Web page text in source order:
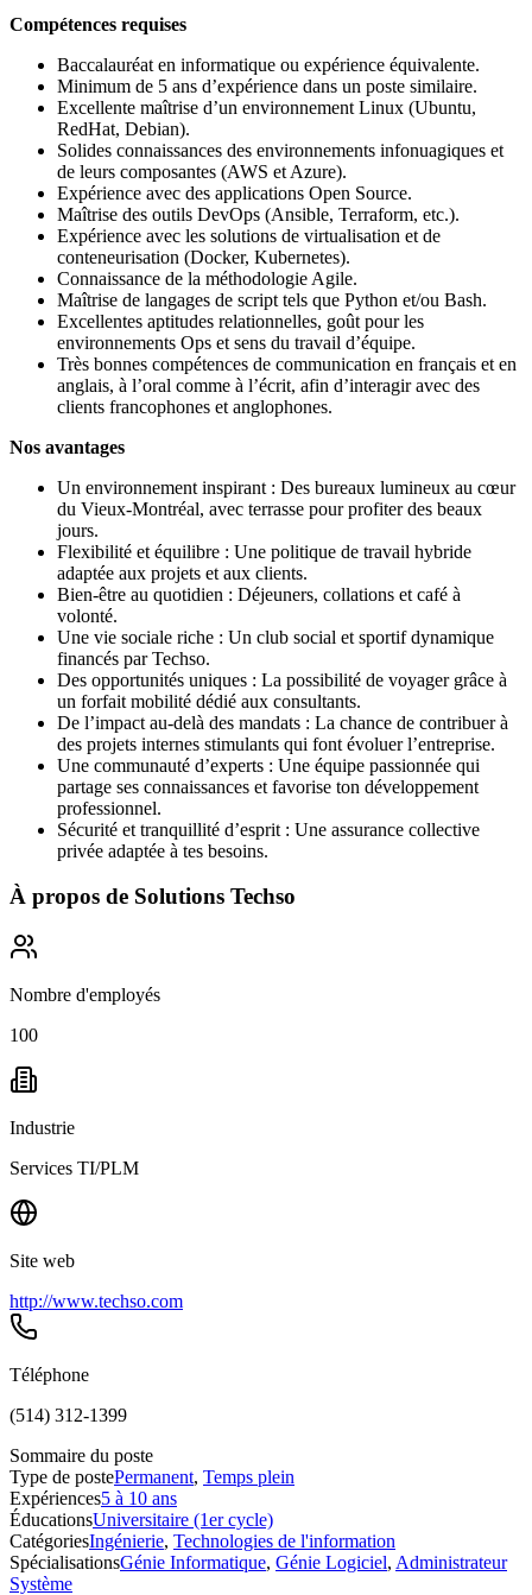
Compétences requises
Baccalauréat en informatique ou expérience équivalente.
Minimum de 5 ans d’expérience dans un poste similaire.
Excellente maîtrise d’un environnement Linux (Ubuntu,
RedHat, Debian).
Solides connaissances des environnements infonuagiques et
de leurs composantes (AWS et Azure).
Expérience avec des applications Open Source.
Maîtrise des outils DevOps (Ansible, Terraform, etc.).
Expérience avec les solutions de virtualisation et de
conteneurisation (Docker, Kubernetes).
Connaissance de la méthodologie Agile.
Maîtrise de langages de script tels que Python et/ou Bash.
Excellentes aptitudes relationnelles, goût pour les
environnements Ops et sens du travail d’équipe.
Très bonnes compétences de communication en français et en
anglais, à l’oral comme à l’écrit, afin d’interagir avec des
clients francophones et anglophones.
Nos avantages
Un environnement inspirant : Des bureaux lumineux au cœur
du Vieux-Montréal, avec terrasse pour profiter des beaux
jours.
Flexibilité et équilibre : Une politique de travail hybride
adaptée aux projets et aux clients.
Bien-être au quotidien : Déjeuners, collations et café à
volonté.
Une vie sociale riche : Un club social et sportif dynamique
financés par Techso.
Des opportunités uniques : La possibilité de voyager grâce à
un forfait mobilité dédié aux consultants.
De l’impact au-delà des mandats : La chance de contribuer à
des projets internes stimulants qui font évoluer l’entreprise.
Une communauté d’experts : Une équipe passionnée qui
partage ses connaissances et favorise ton développement
professionnel.
Sécurité et tranquillité d’esprit : Une assurance collective
privée adaptée à tes besoins.
À propos de Solutions Techso
Nombre d'employés
100
Industrie
Services TI/PLM
Site web
http://www.techso.com
Téléphone
(514) 312-1399
Sommaire du poste
Type de postePermanent, Temps plein
Expériences5 à 10 ans
ÉducationsUniversitaire (1er cycle)
CatégoriesIngénierie, Technologies de l'information
SpécialisationsGénie Informatique, Génie Logiciel, Administrateur
Système